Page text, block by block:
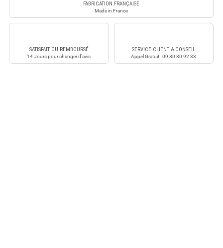
FABRICATION FRANÇAISE
Made in France
SATISFAIT OU REMBOURSÉ
14 Jours pour changer d'avis
SERVICE CLIENT & CONSEIL
Appel Gratuit : 09 80 80 92 33